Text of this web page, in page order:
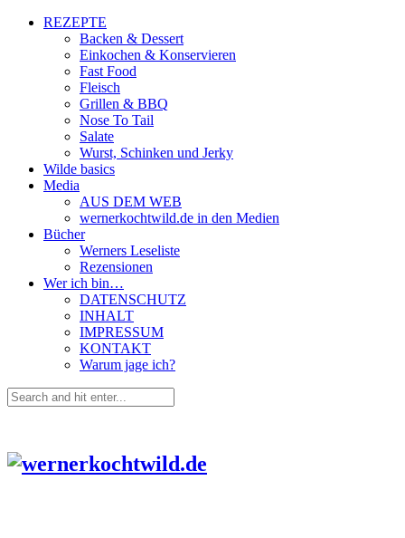
REZEPTE
Backen & Dessert
Einkochen & Konservieren
Fast Food
Fleisch
Grillen & BBQ
Nose To Tail
Salate
Wurst, Schinken und Jerky
Wilde basics
Media
AUS DEM WEB
wernerkochtwild.de in den Medien
Bücher
Werners Leseliste
Rezensionen
Wer ich bin…
DATENSCHUTZ
INHALT
IMPRESSUM
KONTAKT
Warum jage ich?